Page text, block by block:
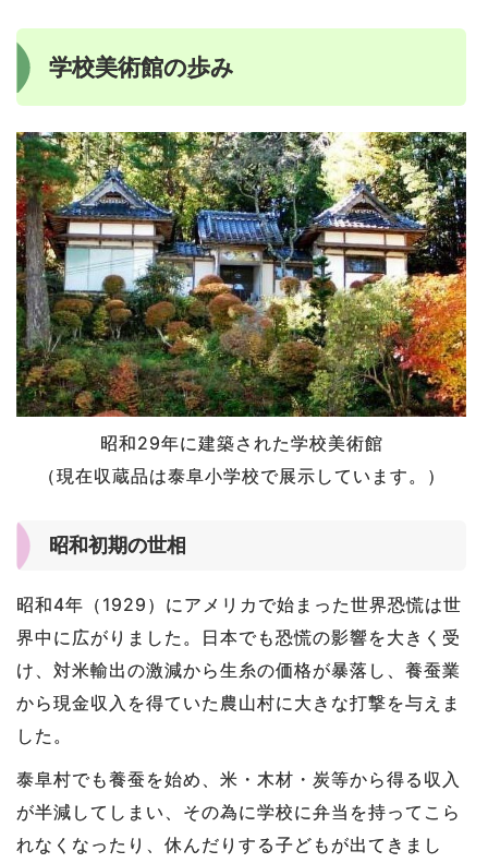
学校美術館の歩み
昭和29年に建築された学校美術館
（現在収蔵品は泰阜小学校で展示しています。）
昭和初期の世相
昭和4年（1929）にアメリカで始まった世界恐慌は世
界中に広がりました。日本でも恐慌の影響を大きく受
け、対米輸出の激減から生糸の価格が暴落し、養蚕業
から現金収入を得ていた農山村に大きな打撃を与えま
した。
泰阜村でも養蚕を始め、米・木材・炭等から得る収入
が半減してしまい、その為に学校に弁当を持ってこら
れなくなったり、休んだりする子どもが出てきまし